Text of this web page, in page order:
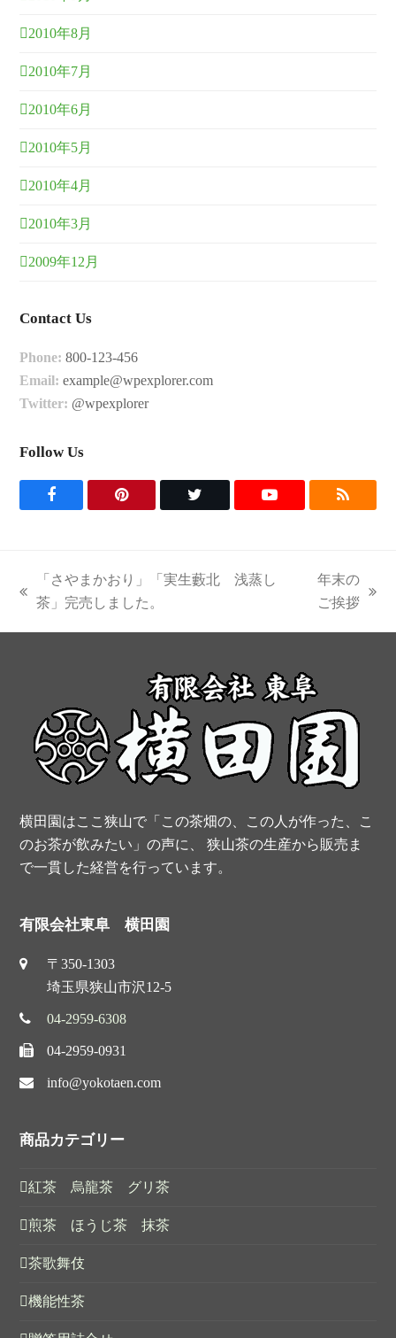
2010年8月
2010年7月
2010年6月
2010年5月
2010年4月
2010年3月
2009年12月
Contact Us
Phone: 800-123-456
Email: example@wpexplorer.com
Twitter: @wpexplorer
Follow Us
F
c
e
b
k
P
n
t
e
t
T
i
t
r
Y
u
e
R
previous
「さやまかおり」「実生藪北 浅蒸し
茶」完売しました。
next
年末の
ご挨拶
横田園はここ狭山で「この茶畑の、この人が作った、こ
のお茶が飲みたい」の声に、 狭山茶の生産から販売ま
で一貫した経営を行っています。
有限会社東阜 横田園
〒350-1303
埼玉県狭山市沢12-5
04-2959-6308
04-2959-0931
info@yokotaen.com
商品カテゴリー
紅茶 烏龍茶 グリ茶
煎茶 ほうじ茶 抹茶
茶歌舞伎
機能性茶